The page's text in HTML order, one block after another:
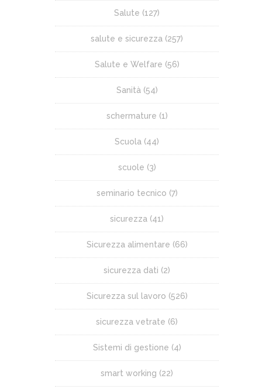
Salute (127)
salute e sicurezza (257)
Salute e Welfare (56)
Sanità(54)
schermature (1)
Scuola (44)
scuole (3)
seminario tecnico (7)
sicurezza (41)
Sicurezza alimentare (66)
sicurezza dati (2)
Sicurezza sul lavoro (526)
sicurezza vetrate (6)
Sistemi di gestione (4)
smart working (22)